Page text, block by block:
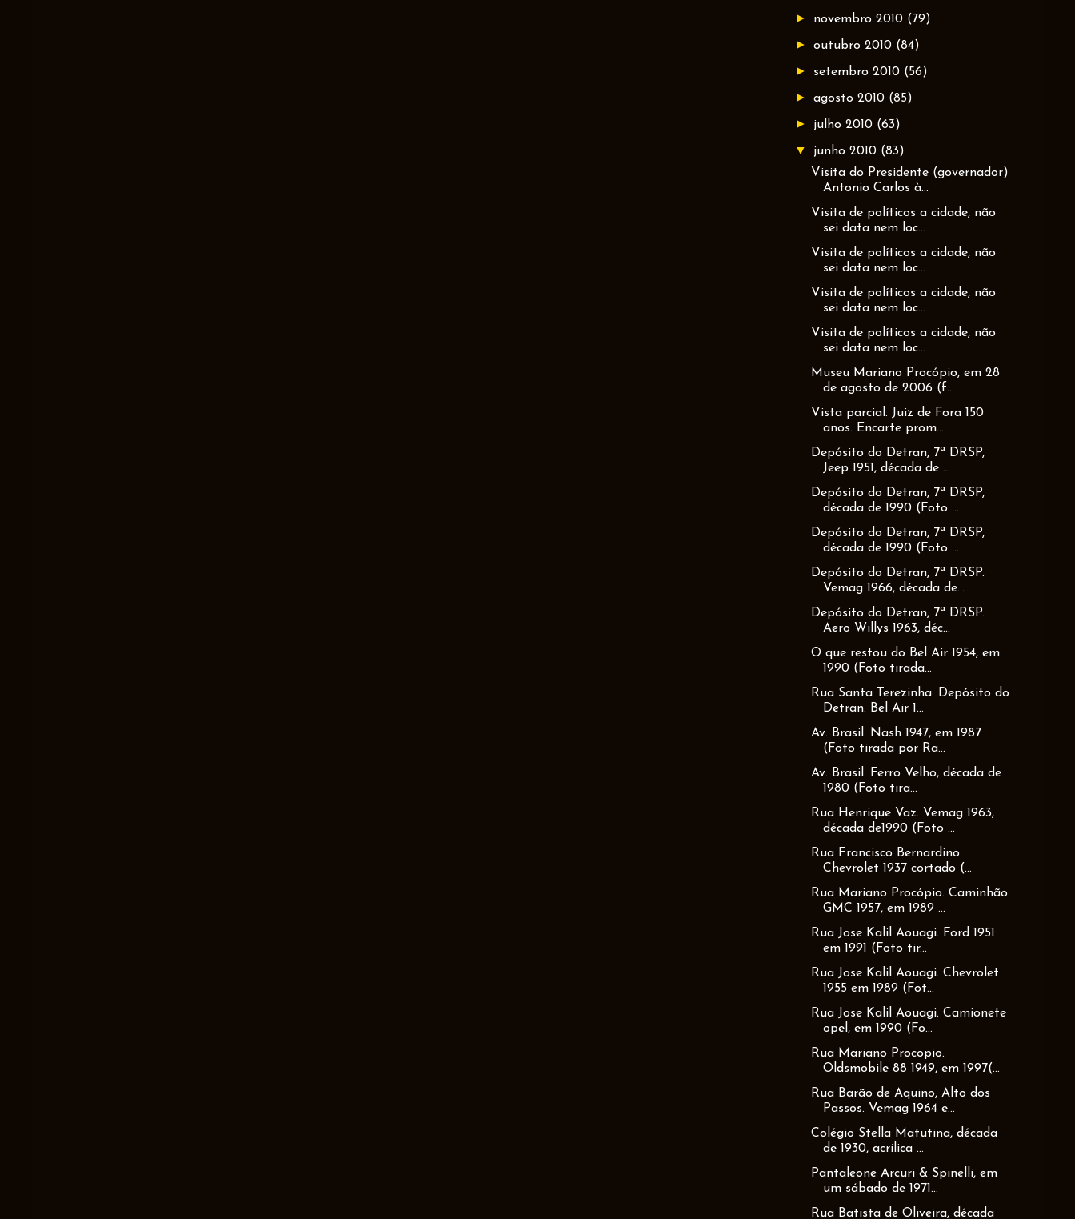
► novembro 2010 (79)
►outubro 2010 (84)
► setembro 2010 (56)
►agosto 2010 (85)
► julho 2010 (63)
▼ junho 2010 (83)
Visita do Presidente (governador)
Antonio Carlos à...
Visita de políticos a cidade, não
sei data nem loc...
Visita de políticos a cidade, não
sei data nem loc...
Visita de políticos a cidade, não
sei data nem loc...
Visita de políticos a cidade, não
sei data nem loc...
Museu Mariano Procópio, em 28
de agosto de 2006 (f...
Vista parcial. Juiz de Fora 150
anos. Encarte prom...
Depósito do Detran, 7ª DRSP,
Jeep 1951, década de ...
Depósito do Detran, 7ª DRSP,
década de 1990 (Foto ...
Depósito do Detran, 7ª DRSP,
década de 1990 (Foto ...
Depósito do Detran, 7ª DRSP.
Vemag 1966, década de...
Depósito do Detran, 7ª DRSP.
Aero Willys 1963, déc...
O que restou do Bel Air 1954, em
1990 (Foto tirada...
Rua Santa Terezinha. Depósito do
Detran. Bel Air 1...
Av. Brasil. Nash 1947, em 1987
(Foto tirada por Ra...
Av. Brasil. Ferro Velho, década de
1980 (Foto tira...
Rua Henrique Vaz. Vemag 1963,
década de1990 (Foto ...
Rua Francisco Bernardino.
Chevrolet 1937 cortado (...
Rua Mariano Procópio. Caminhão
GMC 1957, em 1989 ...
Rua Jose Kalil Aouagi. Ford 1951
em 1991 (Foto tir...
Rua Jose Kalil Aouagi. Chevrolet
1955 em 1989 (Fot...
Rua Jose Kalil Aouagi. Camionete
opel, em 1990 (Fo...
Rua Mariano Procopio.
Oldsmobile 88 1949, em 1997(...
Rua Barão de Aquino, Alto dos
Passos. Vemag 1964 e...
Colégio Stella Matutina, década
de 1930, acrílica ...
Pantaleone Arcuri & Spinelli, em
um sábado de 1971...
Rua Batista de Oliveira, década